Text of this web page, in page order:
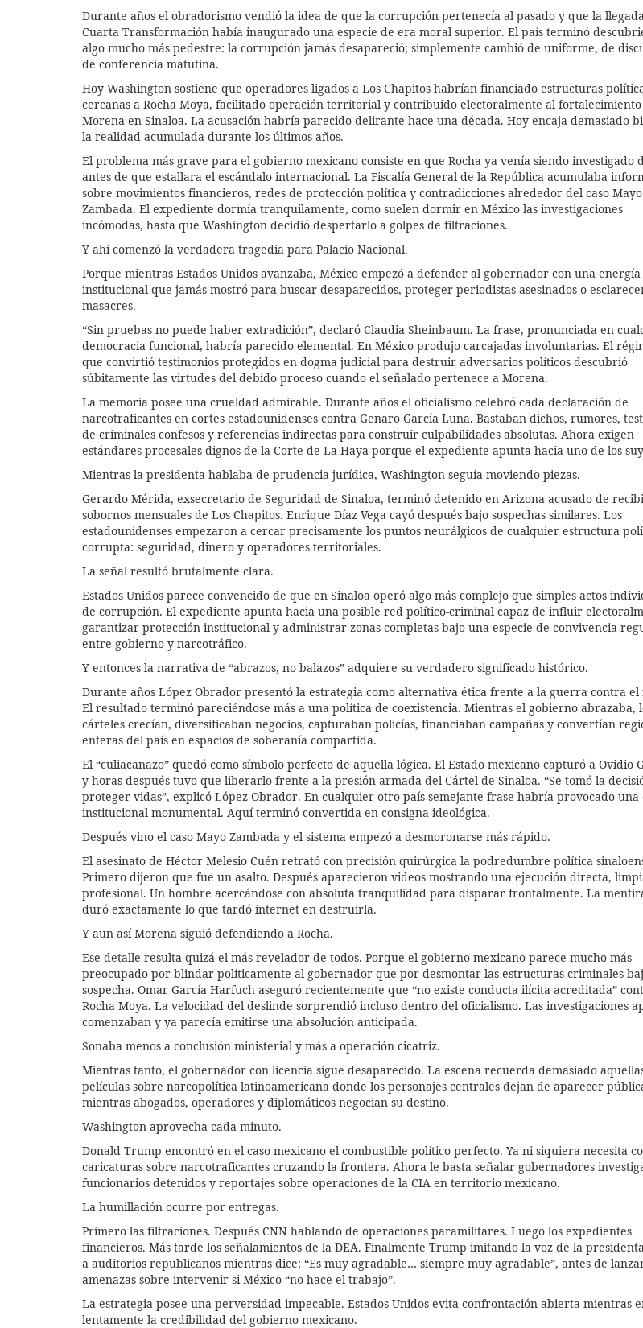
Durante años el obradorismo vendió la idea de que la corrupción pertenecía al pasado y que la
Cuarta Transformación había inaugurado una especie de era moral superior. El país terminó
algo mucho más pedestre: la corrupción jamás desapareció; simplemente cambió de uniforme, de
de conferencia matutina.
Hoy Washington sostiene que operadores ligados a Los Chapitos habrían financiado estructuras
cercanas a Rocha Moya, facilitado operación territorial y contribuido electoralmente al fortalecimiento
Morena en Sinaloa. La acusación habría parecido delirante hace una década. Hoy encaja demasiado
la realidad acumulada durante los últimos años.
El problema más grave para el gobierno mexicano consiste en que Rocha ya venía siendo investigado
antes de que estallara el escándalo internacional. La Fiscalía General de la República acumulaba
sobre movimientos financieros, redes de protección política y contradicciones alrededor del caso Mayo
Zambada. El expediente dormía tranquilamente, como suelen dormir en México las investigaciones
incómodas, hasta que Washington decidió despertarlo a golpes de filtraciones.
Y ahí comenzó la verdadera tragedia para Palacio Nacional.
Porque mientras Estados Unidos avanzaba, México empezó a defender al gobernador con una energía
institucional que jamás mostró para buscar desaparecidos, proteger periodistas asesinados o
masacres.
“Sin pruebas no puede haber extradición”, declaró Claudia Sheinbaum. La frase, pronunciada en
democracia funcional, habría parecido elemental. En México produjo carcajadas involuntarias. El
que convirtió testimonios protegidos en dogma judicial para destruir adversarios políticos descubrió
súbitamente las virtudes del debido proceso cuando el señalado pertenece a Morena.
La memoria posee una crueldad admirable. Durante años el oficialismo celebró cada declaración de
narcotraficantes en cortes estadounidenses contra Genaro García Luna. Bastaban dichos, rumores,
de criminales confesos y referencias indirectas para construir culpabilidades absolutas. Ahora exigen
estándares procesales dignos de la Corte de La Haya porque el expediente apunta hacia uno de los
Mientras la presidenta hablaba de prudencia jurídica, Washington seguía moviendo piezas.
Gerardo Mérida, exsecretario de Seguridad de Sinaloa, terminó detenido en Arizona acusado de
sobornos mensuales de Los Chapitos. Enrique Díaz Vega cayó después bajo sospechas similares. Los
estadounidenses empezaron a cercar precisamente los puntos neurálgicos de cualquier estructura
corrupta: seguridad, dinero y operadores territoriales.
La señal resultó brutalmente clara.
Estados Unidos parece convencido de que en Sinaloa operó algo más complejo que simples actos
de corrupción. El expediente apunta hacia una posible red político-criminal capaz de influir
garantizar protección institucional y administrar zonas completas bajo una especie de convivencia
entre gobierno y narcotráfico.
Y entonces la narrativa de “abrazos, no balazos” adquiere su verdadero significado histórico.
Durante años López Obrador presentó la estrategia como alternativa ética frente a la guerra contra el
El resultado terminó pareciéndose más a una política de coexistencia. Mientras el gobierno abrazaba,
cárteles crecían, diversificaban negocios, capturaban policías, financiaban campañas y convertían
enteras del país en espacios de soberanía compartida.
El “culiacanazo” quedó como símbolo perfecto de aquella lógica. El Estado mexicano capturó a Ovidio
y horas después tuvo que liberarlo frente a la presión armada del Cártel de Sinaloa. “Se tomó la
proteger vidas”, explicó López Obrador. En cualquier otro país semejante frase habría provocado una
institucional monumental. Aquí terminó convertida en consigna ideológica.
Después vino el caso Mayo Zambada y el sistema empezó a desmoronarse más rápido.
El asesinato de Héctor Melesio Cuén retrató con precisión quirúrgica la podredumbre política
Primero dijeron que fue un asalto. Después aparecieron videos mostrando una ejecución directa,
profesional. Un hombre acercándose con absoluta tranquilidad para disparar frontalmente. La
duró exactamente lo que tardó internet en destruirla.
Y aun así Morena siguió defendiendo a Rocha.
Ese detalle resulta quizá el más revelador de todos. Porque el gobierno mexicano parece mucho más
preocupado por blindar políticamente al gobernador que por desmontar las estructuras criminales
sospecha. Omar García Harfuch aseguró recientemente que “no existe conducta ilícita acreditada”
Rocha Moya. La velocidad del deslinde sorprendió incluso dentro del oficialismo. Las investigaciones
comenzaban y ya parecía emitirse una absolución anticipada.
Sonaba menos a conclusión ministerial y más a operación cicatriz.
Mientras tanto, el gobernador con licencia sigue desaparecido. La escena recuerda demasiado
películas sobre narcopolítica latinoamericana donde los personajes centrales dejan de aparecer
mientras abogados, operadores y diplomáticos negocian su destino.
Washington aprovecha cada minuto.
Donald Trump encontró en el caso mexicano el combustible político perfecto. Ya ni siquiera necesita
caricaturas sobre narcotraficantes cruzando la frontera. Ahora le basta señalar gobernadores
funcionarios detenidos y reportajes sobre operaciones de la CIA en territorio mexicano.
La humillación ocurre por entregas.
Primero las filtraciones. Después CNN hablando de operaciones paramilitares. Luego los expedientes
financieros. Más tarde los señalamientos de la DEA. Finalmente Trump imitando la voz de la
a auditorios republicanos mientras dice: “Es muy agradable… siempre muy agradable”, antes de
amenazas sobre intervenir si México “no hace el trabajo”.
La estrategia posee una perversidad impecable. Estados Unidos evita confrontación abierta mientras
lentamente la credibilidad del gobierno mexicano.